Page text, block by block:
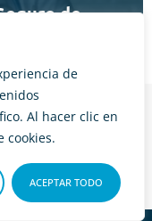
de
Al hacer clic en
cookies.
ACEPTAR TODO
de